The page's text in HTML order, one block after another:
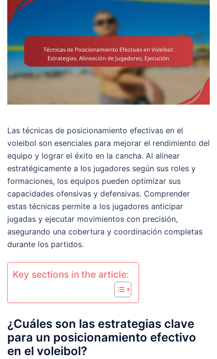
Las técnicas de posicionamiento efectivas en el
voleibol son esenciales para mejorar el rendimiento del
equipo y lograr el éxito en la cancha. Al alinear
estratégicamente a los jugadores según sus roles y
formaciones, los equipos pueden optimizar sus
capacidades ofensivas y defensivas. Comprender
estas técnicas permite a los jugadores anticipar
jugadas y ejecutar movimientos con precisión,
asegurando una cobertura y coordinación completas
durante los partidos.
Key sections in the article:
¿Cuáles son las estrategias clave
para un posicionamiento efectivo
en el voleibol?